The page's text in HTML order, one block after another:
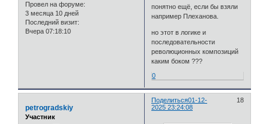
Провел на форуме:
3 месяца 10 дней
Последний визит:
Вчера 07:18:10
понятно ещё, если бы взяли
например Плеханова.
но этот в логике и
последовательности
революционных композиций
каким боком ???
0
Поделиться 18
01-12-
2025 23:24:08
petrogradskiy
Участник